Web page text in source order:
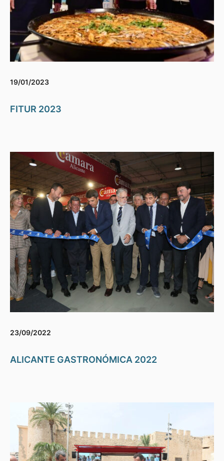
19/01/2023
FITUR 2023
23/09/2022
ALICANTE GASTRONÓMICA 2022